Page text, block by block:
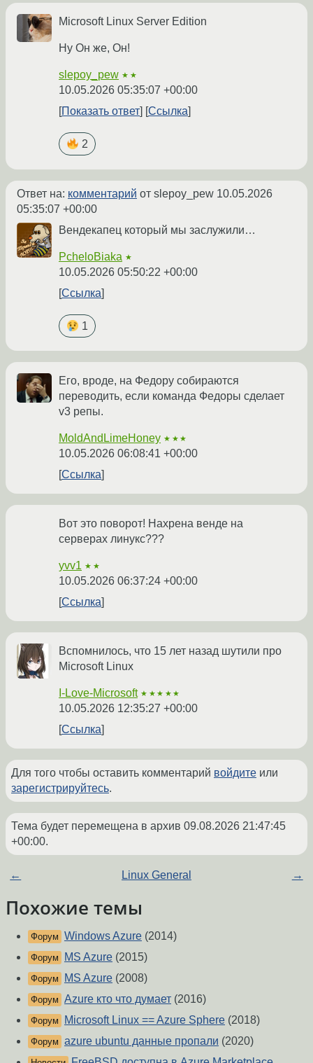
Microsoft Linux Server Edition
Ну Он же, Он!
slepoy_pew ★★
10.05.2026 05:35:07 +00:00
Показать ответ
Ссылка
2
Ответ на: комментарий от slepoy_pew 10.05.2026
05:35:07 +00:00
Вендекапец который мы заслужили…
PcheloBiaka ★
10.05.2026 05:50:22 +00:00
Ссылка
1
Его, вроде, на Федору собираются
переводить, если команда Федоры сделает
v3 репы.
MoldAndLimeHoney ★★★
10.05.2026 06:08:41 +00:00
Ссылка
Вот это поворот! Нахрена венде на
серверах линукс???
yvv1 ★★
10.05.2026 06:37:24 +00:00
Ссылка
Вспомнилось, что 15 лет назад шутили про
Microsoft Linux
I-Love-Microsoft ★★★★★
10.05.2026 12:35:27 +00:00
Ссылка
Для того чтобы оставить комментарий войдите или
зарегистрируйтесь.
Тема будет перемещена в архив 09.08.2026 21:47:45
+00:00.
← Linux General →
Похожие темы
Форум Windows Azure (2014)
Форум MS Azure (2015)
Форум MS Azure (2008)
Форум Azure кто что думает (2016)
Форум Microsoft Linux == Azure Sphere (2018)
Форум azure ubuntu данные пропали (2020)